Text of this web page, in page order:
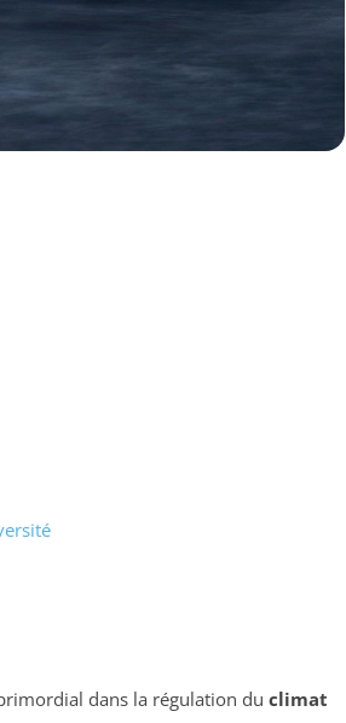
dans la régulation du climat